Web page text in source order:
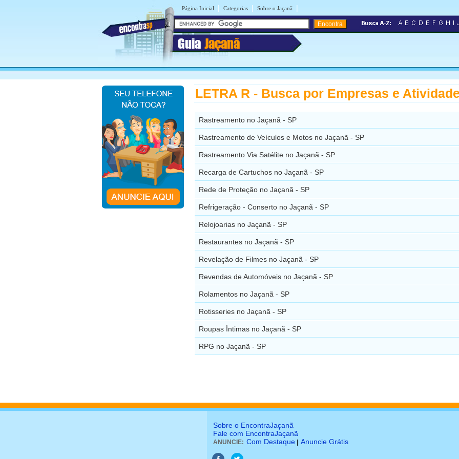
Página Inicial | Categorias | Sobre o Jaçanã |
Guia Jaçanã
LETRA R - Busca por Empresas e
Rastreamento no Jaçanã - SP
Rastreamento de Veículos e Motos no Jaçanã - SP
Rastreamento Via Satélite no Jaçanã - SP
Recarga de Cartuchos no Jaçanã - SP
Rede de Proteção no Jaçanã - SP
Refrigeração - Conserto no Jaçanã - SP
Relojoarias no Jaçanã - SP
Restaurantes no Jaçanã - SP
Revelação de Filmes no Jaçanã - SP
Revendas de Automóveis no Jaçanã - SP
Rolamentos no Jaçanã - SP
Rotisseries no Jaçanã - SP
Roupas Íntimas no Jaçanã - SP
RPG no Jaçanã - SP
Sobre o EncontraJaçanã
Fale com EncontraJaçanã
ANUNCIE: Com Destaque Anuncie Grátis